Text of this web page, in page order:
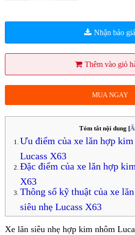
Nhận báo giá
Thêm vào giỏ
MUA NGAY
Tóm tắt nội dung [
Ưu điểm của xe lăn hợp kim
Lucass X63
Đặc điểm của xe lăn hợp
X63
Thông số kỹ thuật của xe
siêu nhẹ Lucass X63
Xe lăn siêu nhẹ hợp kim nhôm